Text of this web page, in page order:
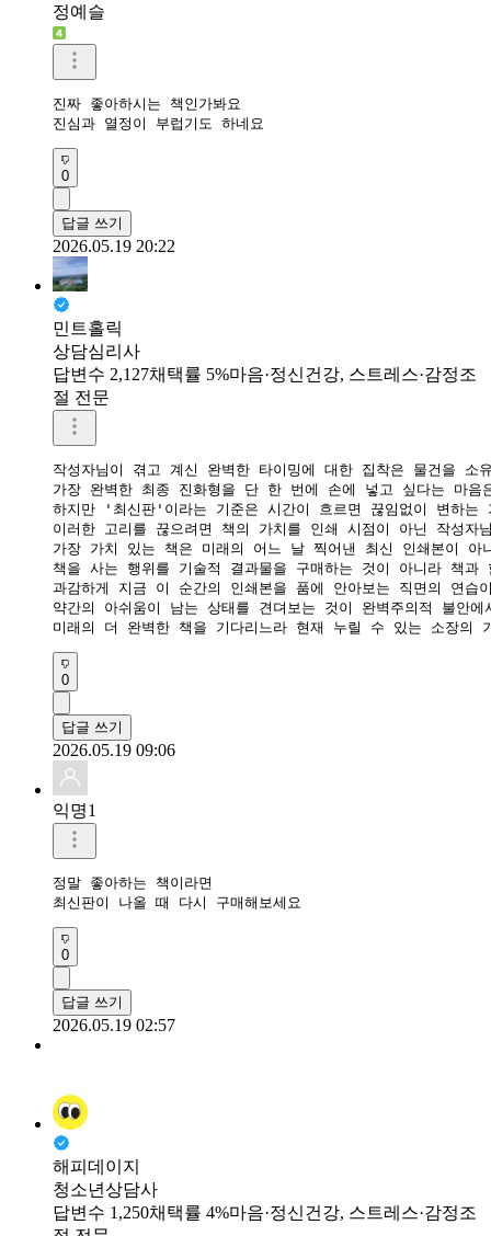
정예슬
진짜 좋아하시는 책인가봐요
진심과 열정이 부럽기도 하네요
0
답글 쓰기
2026.05.19 20:22
민트홀릭
상담심리사
답변수 2,127채택률 5%마음·정신건강, 스트레스·감정조
절 전문
작성자님이 겪고 계신 완벽한 타이밍에 대한 집착은 물건을 소
가장 완벽한 최종 진화형을 단 한 번에 손에 넣고 싶다는 마음
하지만 '최신판'이라는 기준은 시간이 흐르면 끊임없이 변하는
이러한 고리를 끊으려면 책의 가치를 인쇄 시점이 아닌 작성자
가장 가치 있는 책은 미래의 어느 날 찍어낸 최신 인쇄본이
책을 사는 행위를 기술적 결과물을 구매하는 것이 아니라 책
과감하게 지금 이 순간의 인쇄본을 품에 안아보는 직면의 연습
약간의 아쉬움이 남는 상태를 견뎌보는 것이 완벽주의적 불안
미래의 더 완벽한 책을 기다리느라 현재 누릴 수 있는 소장의
0
답글 쓰기
2026.05.19 09:06
익명1
정말 좋아하는 책이라면
최신판이 나올 때 다시 구매해보세요
0
답글 쓰기
2026.05.19 02:57
해피데이지
청소년상담사
답변수 1,250채택률 4%마음·정신건강, 스트레스·감정조